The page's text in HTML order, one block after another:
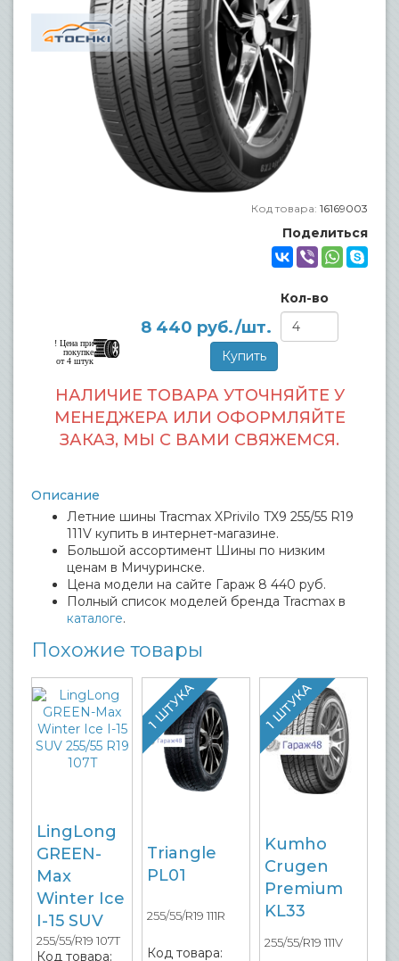
Код товара: 16169003
Поделиться
! Цена при
покупке
от 4 штук
8 440 руб./шт.
Кол-во
НАЛИЧИЕ ТОВАРА УТОЧНЯЙТЕ У
МЕНЕДЖЕРА ИЛИ ОФОРМЛЯЙТЕ
ЗАКАЗ, МЫ С ВАМИ СВЯЖЕМСЯ.
Описание
Летние шины Tracmax XPrivilo TX9 255/55 R19
111V купить в интернет-магазине.
Большой ассортимент Шины по низким
ценам в Мичуринске.
Цена модели на сайте Гараж 8 440 руб.
Полный список моделей бренда Tracmax в
каталоге.
Похожие товары
LingLong
GREEN-
Max
Winter Ice
I-15 SUV
255/55/R19 107T
Код товара:
1 ШТУКА
Triangle
PL01
255/55/R19 111R
Код товара:
1 ШТУКА
Kumho
Crugen
Premium
KL33
255/55/R19 111V